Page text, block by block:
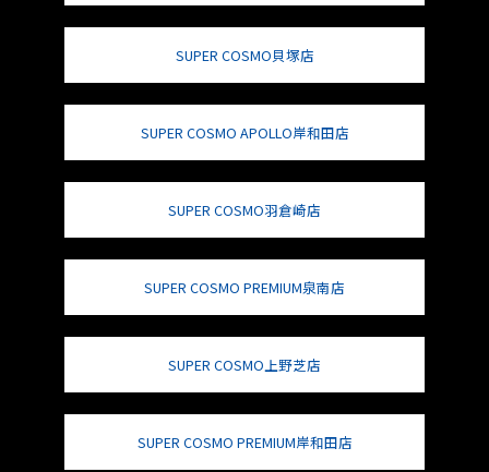
SUPER COSMO貝塚店
SUPER COSMO APOLLO岸和田店
SUPER COSMO羽倉崎店
SUPER COSMO PREMIUM泉南店
SUPER COSMO上野芝店
SUPER COSMO PREMIUM岸和田店